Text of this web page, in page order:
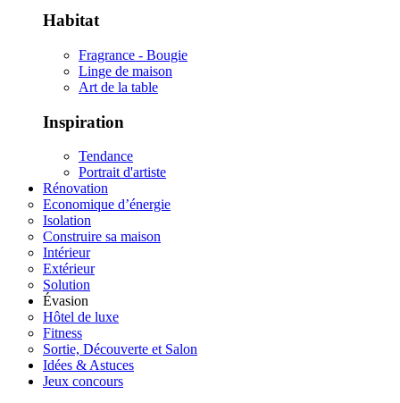
Habitat
Fragrance - Bougie
Linge de maison
Art de la table
Inspiration
Tendance
Portrait d'artiste
Rénovation
Economique d’énergie
Isolation
Construire sa maison
Intérieur
Extérieur
Solution
Évasion
Hôtel de luxe
Fitness
Sortie, Découverte et Salon
Idées & Astuces
Jeux concours